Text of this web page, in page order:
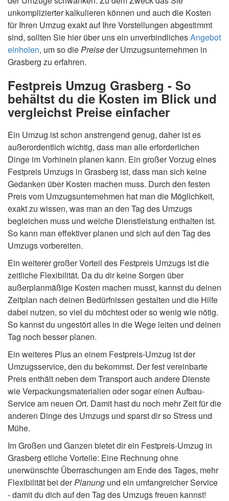
unkomplizierter kalkulieren können und auch die Kosten
für Ihren Umzug exakt auf Ihre Vorstellungen abgestimmt
sind, sollten Sie hier über uns ein unverbindlichesAngebot
einholen, um so diePreiseder Umzugsunternehmen in
Grasberg zu erfahren.
Festpreis Umzug Grasberg - So
behältst du die Kosten im Blick und
vergleichst Preise einfacher
Ein Umzug ist schon anstrengend genug, daher ist es
außerordentlich wichtig, dass man alle erforderlichen
Dinge im Vorhinein planen kann. Ein großer Vorzug eines
Festpreis Umzugs in Grasberg ist, dass man sich keine
Gedanken über Kosten machen muss. Durch den festen
Preis vom Umzugsunternehmen hat man die Möglichkeit,
exakt zu wissen, was man an den Tag des Umzugs
begleichen muss und welche Dienstleistung enthalten ist.
So kann man effektiver planen und sich auf den Tag des
Umzugs vorbereiten.
Ein weiterer großer Vorteil des Festpreis Umzugs ist die
zeitliche Flexibilität. Da du dir keine Sorgen über
außerplanmäßige Kosten machen musst, kannst du deinen
Zeitplan nach deinen Bedürfnissen gestalten und die Hilfe
dabei nutzen, so viel du möchtest oder so wenig wie nötig.
So kannst du ungestört alles in die Wege leiten und deinen
Tag noch besser planen.
Ein weiteres Plus an einem Festpreis-Umzug ist der
Umzugsservice, den du bekommst. Der fest vereinbarte
Preis enthält neben dem Transport auch andere Dienste
wie Verpackungsmaterialien oder sogar einen Aufbau-
Service am neuen Ort. Damit hast du noch mehr Zeit für die
anderen Dinge des Umzugs und sparst dir so Stress und
Mühe.
Im Großen und Ganzen bietet dir ein Festpreis-Umzug in
Grasberg etliche Vorteile: Eine Rechnung ohne
unerwünschte Überraschungen am Ende des Tages, mehr
Flexibilität bei derPlanung und ein umfangreicher Service
- damit du dich auf den Tag des Umzugs freuen kannst!